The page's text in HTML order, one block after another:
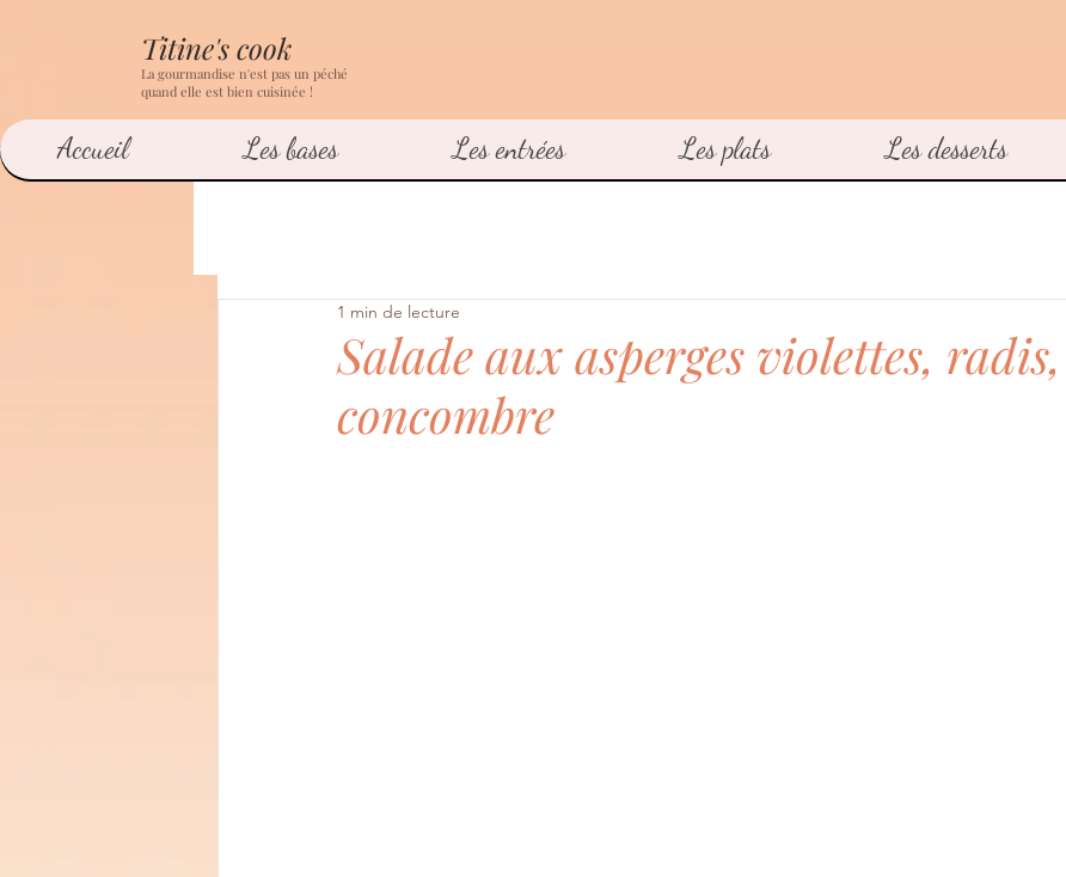
Titine's cook
La gourmandise n'est pas un péché
quand elle est bien cuisinée !
Salade aux asperges violettes, radis,
concombre
1 min de lecture
Accueil Les bases Les entrées Les plats Les desserts